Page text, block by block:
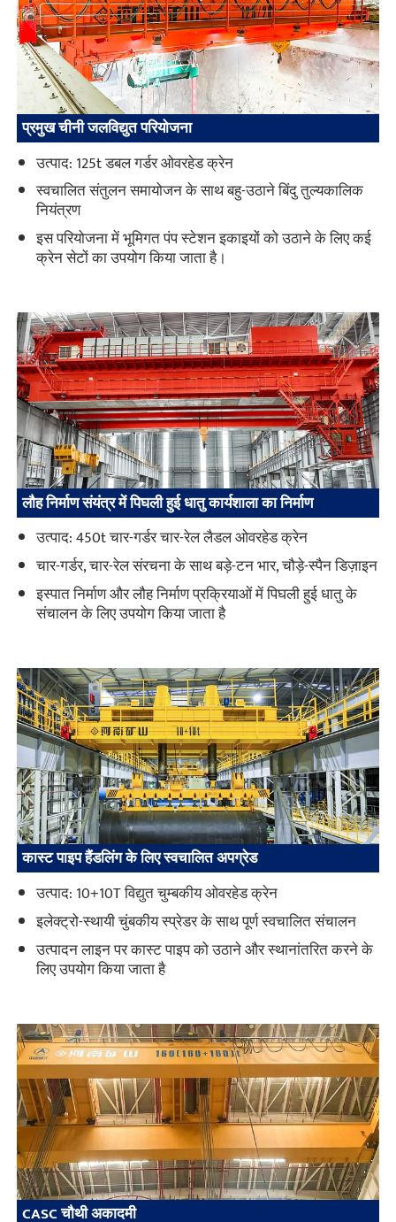
प्रमुख चीनी जलविद्युत परियोजना
उत्पाद: 125t डबल गर्डर ओवरहेड क्रेन
स्वचालित संतुलन समायोजन के साथ बहु-उठाने बिंदु तुल्यकालिक
नियंत्रण
इस परियोजना में भूमिगत पंप स्टेशन इकाइयों को उठाने के लिए कई
क्रेन सेटों का उपयोग किया जाता है।
लौह निर्माण संयंत्र में पिघली हुई धातु कार्यशाला का निर्माण
उत्पाद: 450t चार-गर्डर चार-रेल लैडल ओवरहेड क्रेन
चार-गर्डर, चार-रेल संरचना के साथ बड़े-टन भार, चौड़े-स्पैन डिज़ाइन
इस्पात निर्माण और लौह निर्माण प्रक्रियाओं में पिघली हुई धातु के
संचालन के लिए उपयोग किया जाता है
कास्ट पाइप हैंडलिंग के लिए स्वचालित अपग्रेड
उत्पाद: 10+10T विद्युत चुम्बकीय ओवरहेड क्रेन
इलेक्ट्रो-स्थायी चुंबकीय स्प्रेडर के साथ पूर्ण स्वचालित संचालन
उत्पादन लाइन पर कास्ट पाइप को उठाने और स्थानांतरित करने के
लिए उपयोग किया जाता है
CASC चौथी अकादमी